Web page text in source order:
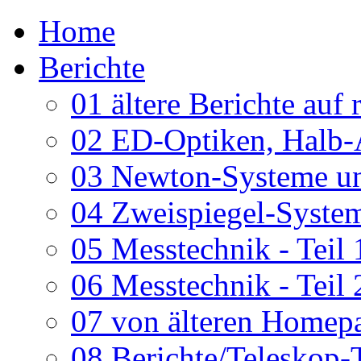
Home
Berichte
01 ältere Berichte auf
02 ED-Optiken, Halb-
03 Newton-Systeme
04 Zweispiegel-
05 Messtechnik - Teil
06 Messtechnik - Teil
07 von älteren